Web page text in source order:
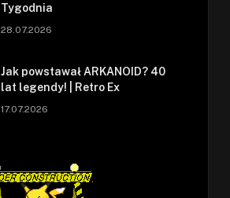
Tygodnia
28.07.2026
Jak powstawał ARKANOID? 40
lat legendy! | Retro Ex
17.07.2026